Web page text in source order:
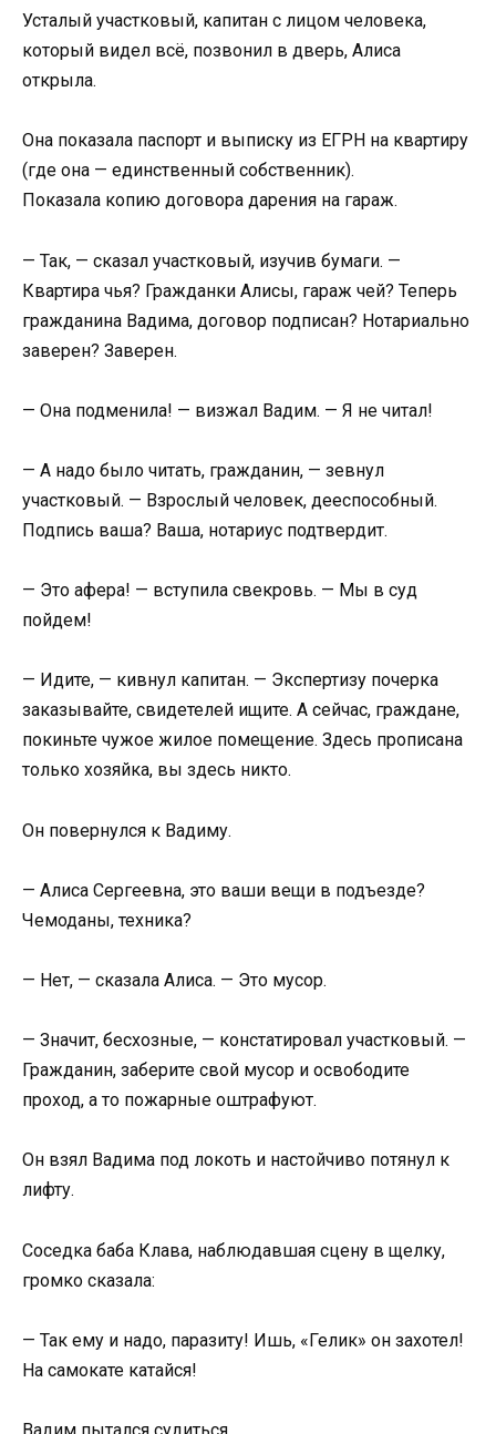
Усталый участковый, капитан с лицом человека,
который видел всё, позвонил в дверь, Алиса
открыла.
Она показала паспорт и выписку из ЕГРН на квартиру
(где она — единственный собственник).
Показала копию договора дарения на гараж.
— Так, — сказал участковый, изучив бумаги. —
Квартира чья? Гражданки Алисы, гараж чей? Теперь
гражданина Вадима, договор подписан? Нотариально
заверен? Заверен.
— Она подменила! — визжал Вадим. — Я не читал!
— А надо было читать, гражданин, — зевнул
участковый. — Взрослый человек, дееспособный.
Подпись ваша? Ваша, нотариус подтвердит.
— Это афера! — вступила свекровь. — Мы в суд
пойдем!
— Идите, — кивнул капитан. — Экспертизу почерка
заказывайте, свидетелей ищите. А сейчас, граждане,
покиньте чужое жилое помещение. Здесь прописана
только хозяйка, вы здесь никто.
Он повернулся к Вадиму.
— Алиса Сергеевна, это ваши вещи в подъезде?
Чемоданы, техника?
— Нет, — сказала Алиса. — Это мусор.
— Значит, бесхозные, — констатировал участковый. —
Гражданин, заберите свой мусор и освободите
проход, а то пожарные оштрафуют.
Он взял Вадима под локоть и настойчиво потянул к
лифту.
Соседка баба Клава, наблюдавшая сцену в щелку,
громко сказала:
— Так ему и надо, паразиту! Ишь, «Гелик» он захотел!
На самокате катайся!